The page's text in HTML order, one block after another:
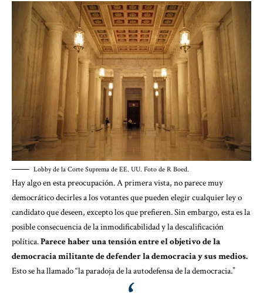
Lobby de la Corte Suprema de EE. UU. Foto de R Boed.
Hay algo en esta preocupación. A primera vista, no parece muy
democrático decirles a los votantes que pueden elegir cualquier ley o
candidato que deseen, excepto los que prefieren. Sin embargo, esta es la
posible consecuencia de la inmodificabilidad y la descalificación
política.Parece haber una tensión entre el objetivo de la
democracia militante de defender la democracia y sus medios.
Esto se ha llamado “la paradoja de la autodefensa de la democracia.”